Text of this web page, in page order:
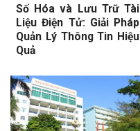
Số Hóa và Lưu Trữ Tài
Liệu Điện Tử: Giải Pháp
Quản Lý Thông Tin Hiệu
Quả